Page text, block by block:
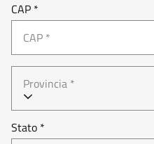
CAP *
Provincia *
Stato *